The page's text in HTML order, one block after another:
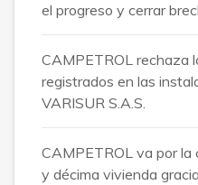
el progreso y cerrar
CAMPETROL rechaza
registrados en las
VARISUR S.A.S.
CAMPETROL va por la
y décima vivienda